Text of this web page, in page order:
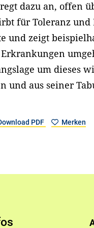
dazu an, offen
für Toleranz
und zeigt
um dieses
und aus seiner
PDF Merken